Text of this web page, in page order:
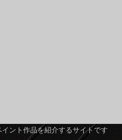
ント作品を紹介するサイトです